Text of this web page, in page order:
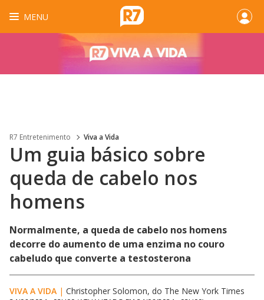
MENU
R7 Entretenimento Viva a Vida
Um guia básico sobre
queda de cabelo nos
homens
Normalmente, a queda de cabelo nos homens
decorre do aumento de uma enzima no couro
cabeludo que converte a testosterona
VIVA A VIDA | Christopher Solomon, do The New York Times